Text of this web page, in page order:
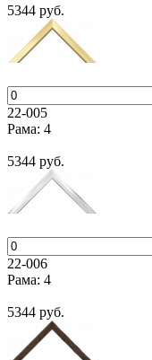
5344 руб.
22-005
Рама: 4
5344 руб.
22-006
Рама: 4
5344 руб.